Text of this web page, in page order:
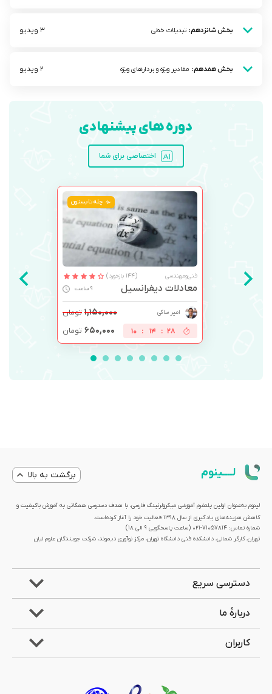
بخش شانزدهم: تبدیلات خطی 3 ویدیو
بخش هفدهم: مقادیر ویژه و بردار‌های ویژه 2 ویدیو
دوره های پیشنهادی
اختصاصی برای شما
چله تابستون
فنی‌ومهندسی (144 بازخورد)
معادلات دیفرانسیل 9 ساعت
امیر ساکی ۱,۱۵۰,۰۰۰ تومان
28
:
14
:
10 ۶۵۰,۰۰۰ تومان
لــــینوم برگشت به بالا
لینوم به‌عنوان اولین پلتفرم آموزشی میکرولرنینگ فارسی، با هدف دسترسی همگانی به آموزش باکیفیت و
کاهش هزینه‌های یادگیری از سال 1398 فعالیت خود را آغاز کرده‌است.
شماره تماس: 71057814-021 (ساعت پاسخگویی ۹ الی ۱۸)
تهران، کارگر شمالی، دانشکده فنی دانشگاه تهران، مرکز نوآوری دیموند، شرکت جویندگان علوم لیان
دسترسی سریع
دربارۀ ما
کاربران